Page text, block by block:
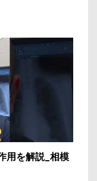
用を解説_相模